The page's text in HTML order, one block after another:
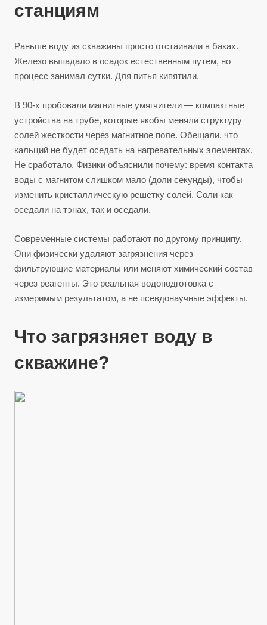
станциям
Раньше воду из скважины просто отстаивали в баках.
Железо выпадало в осадок естественным путем, но
процесс занимал сутки. Для питья кипятили.
В 90-х пробовали магнитные умягчители — компактные
устройства на трубе, которые якобы меняли структуру
солей жесткости через магнитное поле. Обещали, что
кальций не будет оседать на нагревательных элементах.
Не сработало. Физики объяснили почему: время контакта
воды с магнитом слишком мало (доли секунды), чтобы
изменить кристаллическую решетку солей. Соли как
оседали на тэнах, так и оседали.
Современные системы работают по другому принципу.
Они физически удаляют загрязнения через
фильтрующие материалы или меняют химический состав
через реагенты. Это реальная водоподготовка с
измеримым результатом, а не псевдонаучные эффекты.
Что загрязняет воду в
скважине?